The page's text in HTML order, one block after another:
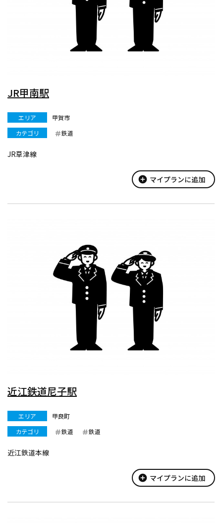
JR甲南駅
エリア
甲賀市
カテゴリ
鉄道
JR草津線
add_circle マイプランに追加
近江鉄道尼子駅
エリア
甲良町
カテゴリ
鉄道 鉄道
近江鉄道本線
add_circle マイプランに追加